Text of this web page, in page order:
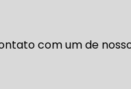
com um de